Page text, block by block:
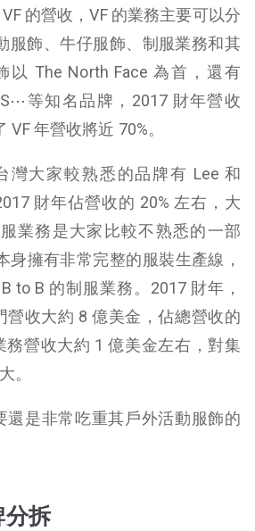
的營收，VF 的業務主要可以分
服飾、牛仔服飾、制服業務和其
以 The North Face 為首，還有
等知名品牌，2017 財年營收
年營收將近 70%。
灣大家較熟悉的品牌有 Lee 和
財年佔營收的 20% 左右，大
業務是大家比較不熟悉的一部
身擁有非常完整的服裝生產線，
to B 的制服業務。2017 財年，
營收大約 8 億美金，佔總營收的
務營收大約 1 億美金左右，對集
。
還是非常吃重其戶外活動服飾的
分拆